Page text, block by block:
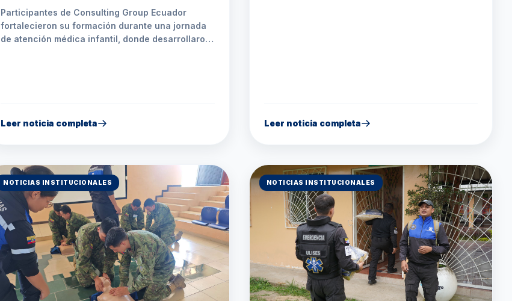
Participantes de Consulting Group Ecuador
fortalecieron su formación durante una jornada
de atención médica infantil, donde desarrollaron
profesional
Leer noticia completa Leer noticia completa
NOTICIAS INSTITUCIONALES NOTICIAS INSTITUCIONALES